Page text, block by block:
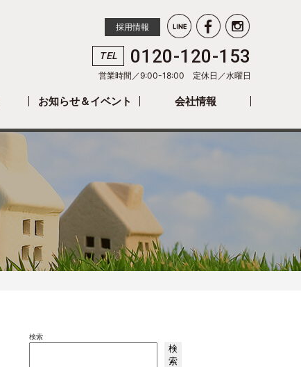
採用情報
TEL 0120-120-153
営業時間／9:00-18:00 定休日／水曜日
お知らせ＆イベント 会社情報
検索
検
索